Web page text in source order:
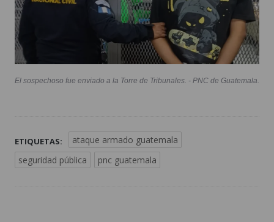
El sospechoso fue enviado a la Torre de Tribunales. - PNC de Guatemala.
ETIQUETAS:
ataque armado guatemala
seguridad pública
pnc guatemala